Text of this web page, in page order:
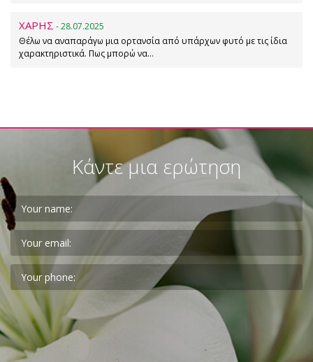
ΧΑΡΗΣ - 28.07.2025
Θέλω να αναπαράγω μια ορτανσία από υπάρχων φυτό με τις ίδια
χαρακτηριστικά. Πως μπορώ να…
Κάντε μια ερώτηση